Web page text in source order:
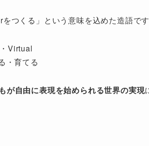
つくる」という意味を込めた造語です
Virtual
・育てる
が自由に表現を始められる世界の実現